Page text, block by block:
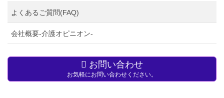
よくあるご質問(FAQ)
会社概要-介護オピニオン-
お問い合わせ
お気軽にお問い合わせください。